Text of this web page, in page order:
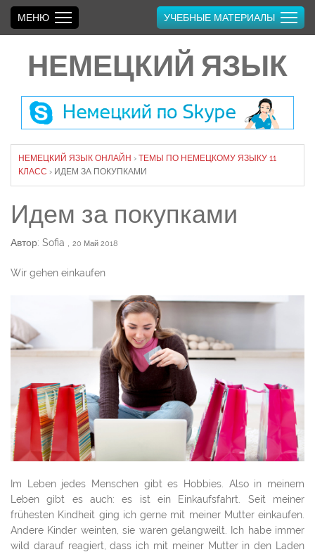
НЕМЕЦКИЙ ЯЗЫК
МЕНЮ УЧЕБНЫЕ МАТЕРИАЛЫ
НЕМЕЦКИЙ ЯЗЫК ОНЛАЙН › ТЕМЫ ПО НЕМЕЦКОМУ ЯЗЫКУ 11
КЛАСС › ИДЕМ ЗА ПОКУПКАМИ
Идем за покупками
Автор: Sofia , 20 Май 2018
Wir gehen einkaufen
Im Leben jedes Menschen gibt es Hobbies. Also in meinem
Leben gibt es auch: es ist ein Einkaufsfahrt. Seit meiner
frühesten Kindheit ging ich gerne mit meiner Mutter einkaufen.
Andere Kinder weinten, sie waren gelangweilt. Ich habe immer
wild darauf reagiert, dass ich mit meiner Mutter in den Laden